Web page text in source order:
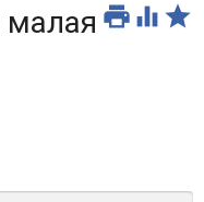
  
малая